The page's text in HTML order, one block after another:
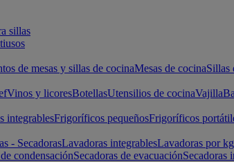
sillas
de mesas y sillas de cocinaMesas de cocinaSillas
Vinos y licoresBotellasUtensilios de cocinaVajilla
integrablesFrigoríficos pequeñosFrigoríficos
- SecadorasLavadoras integrablesLavadoras por kg
condensaciónSecadoras de evacuaciónSecadoras